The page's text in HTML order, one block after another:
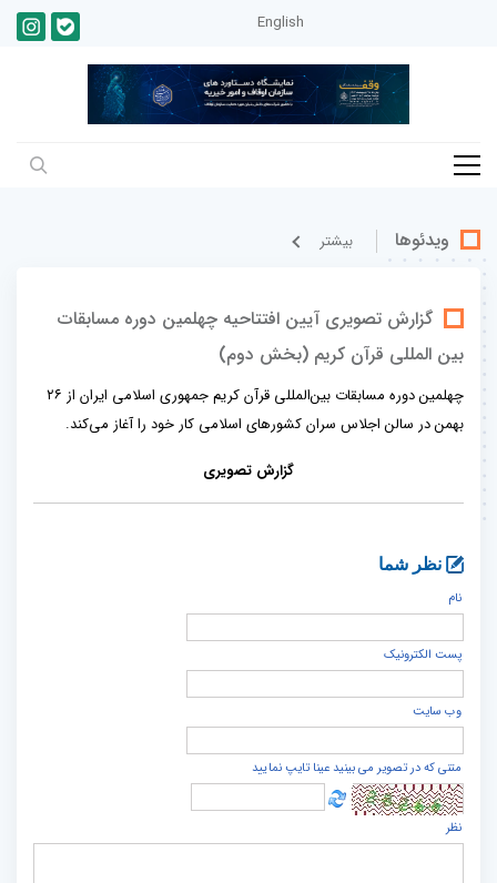
English
ویدئوها بيشتر
گزارش تصویری آیین افتتاحیه چهلمین دوره مسابقات
بین المللی قرآن کریم (بخش دوم)
چهلمین دوره مسابقات بین‌المللی قرآن کریم جمهوری اسلامی ایران از ۲۶
بهمن در سالن اجلاس سران کشورهای اسلامی کار خود را آغاز می‌کند.
گزارش تصویری
نظر شما
نام
پست الكترونيک
وب سایت
متنی که در تصویر می بینید عینا تایپ نمایید
نظر